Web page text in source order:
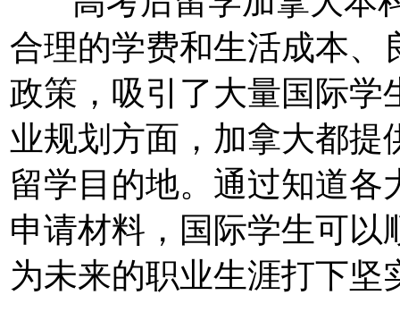
合理的学费和生活成本、
政策，吸引了大量国际学
业规划方面，加拿大都提
留学目的地。通过知道
申请材料，国际学生可以
为未来的职业生涯打下坚